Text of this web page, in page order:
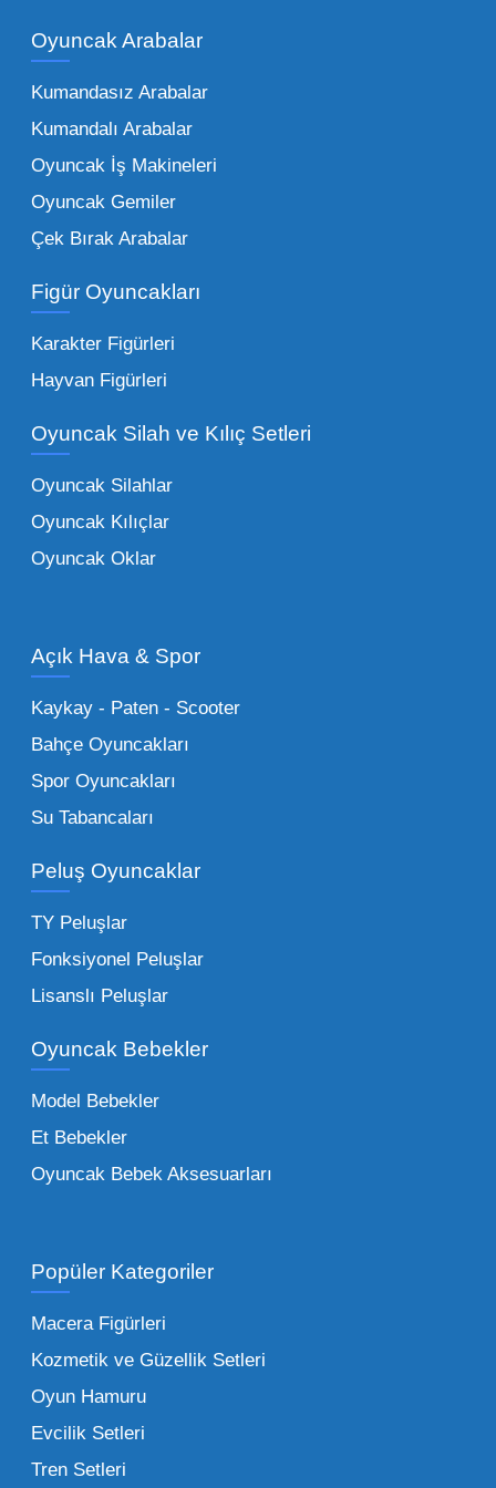
kadar zengindir. Bir mağazanın veya eğitim
çeşitliliği ile doğru orantılıdır. İşte Mega
Oyuncak bünyesinde öne çıkan ve en çok
tercih edilen kategorilerimiz:
Peluş Oyuncaklar:
vazgeçilmezi olan yumuşak dokulu sevilen
seçeneklerimizi keşfederek koleksiyonunuza
en sevilen karakterleri ekleyebilirsiniz.
Eğitici Setler:
tarafından tercih edilentoptan eğitici
ebeveynlerin son yıllarda en çok satın aldığı
ürün grupları arasında yer almaktadır.
Oyuncak Araçlar:
stok imkanımızla sunulmaktadır.
Küçük Oyuncaklar:
sağlayan toptan küçük oyuncaklar, bakkallar,
Bu kategorideki küçük oyuncaklar toptan
alımlarda çok düşük maliyetlerle yüksek
adetli stok yapmanıza olanak tanır. Özellikle
sürpriz paketler ve figürler, çocukların
harçlıklarıyla kolayca alabildiği ürünlerdir.
Çocuk Oyuncakları Toptan Seçenekleri:
Bebeklik döneminden ergenliğe kadar geniş
toptan tedariği yaparken, piyasadaki en son
figürlerden geleneksel oyun setlerine kadar
her şeyi portföyümüzde bulabilirsiniz.
İşletmeler için toptan oyuncak satış ve alımı
şüphesiz ki birim maliyetin düşmesidir.
Oyuncak toptan kanalına geçildiğinde,
perakende satış fiyatı ile alış fiyatı arasındaki
makas açılır ve bu da ciddi kâr marjları elde
edilmesini sağlar. Toplu alımlarda uygulanan
Oyuncak Arabalar
Kumandasız Arabalar
Kumandalı Arabalar
Oyuncak İş Makineleri
Oyuncak Gemiler
Çek Bırak Arabalar
Figür Oyuncakları
Karakter Figürleri
Hayvan Figürleri
Oyuncak Silah ve Kılıç Setleri
Oyuncak Silahlar
Oyuncak Kılıçlar
Oyuncak Oklar
Açık Hava & Spor
Kaykay - Paten - Scooter
Bahçe Oyuncakları
Spor Oyuncakları
Su Tabancaları
Peluş Oyuncaklar
TY Peluşlar
Fonksiyonel Peluşlar
Lisanslı Peluşlar
Oyuncak Bebekler
Model Bebekler
Et Bebekler
Oyuncak Bebek Aksesuarları
Popüler Kategoriler
Macera Figürleri
Kozmetik ve Güzellik Setleri
Oyun Hamuru
Evcilik Setleri
Tren Setleri